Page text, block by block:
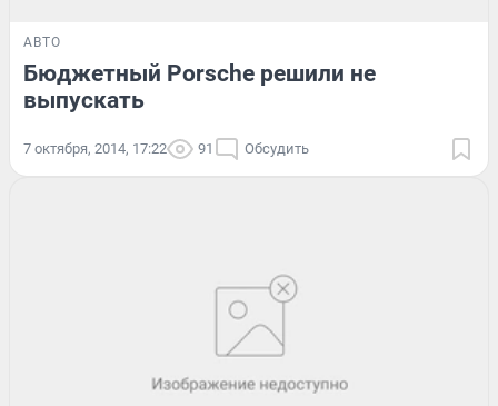
АВТО
Бюджетный Porsche решили не
выпускать
7 октября, 2014, 17:22 91 Обсудить